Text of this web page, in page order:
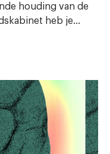
houding van de
heb je...